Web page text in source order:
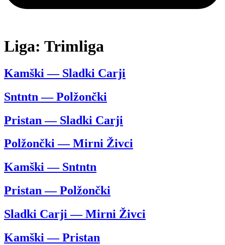
Liga: Trimliga
Kamški — Sladki Carji
Sntntn — Polžončki
Pristan — Sladki Carji
Polžončki — Mirni Živci
Kamški — Sntntn
Pristan — Polžončki
Sladki Carji — Mirni Živci
Kamški — Pristan